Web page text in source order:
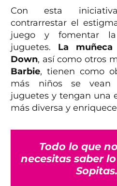
Con esta
contrarrestar el
juego y fomentar
juguetes. La
Down, así como otros
Barbie, tienen como
más niños se vean
juguetes y tengan una
más diversa y
Todo lo que
necesitas saber